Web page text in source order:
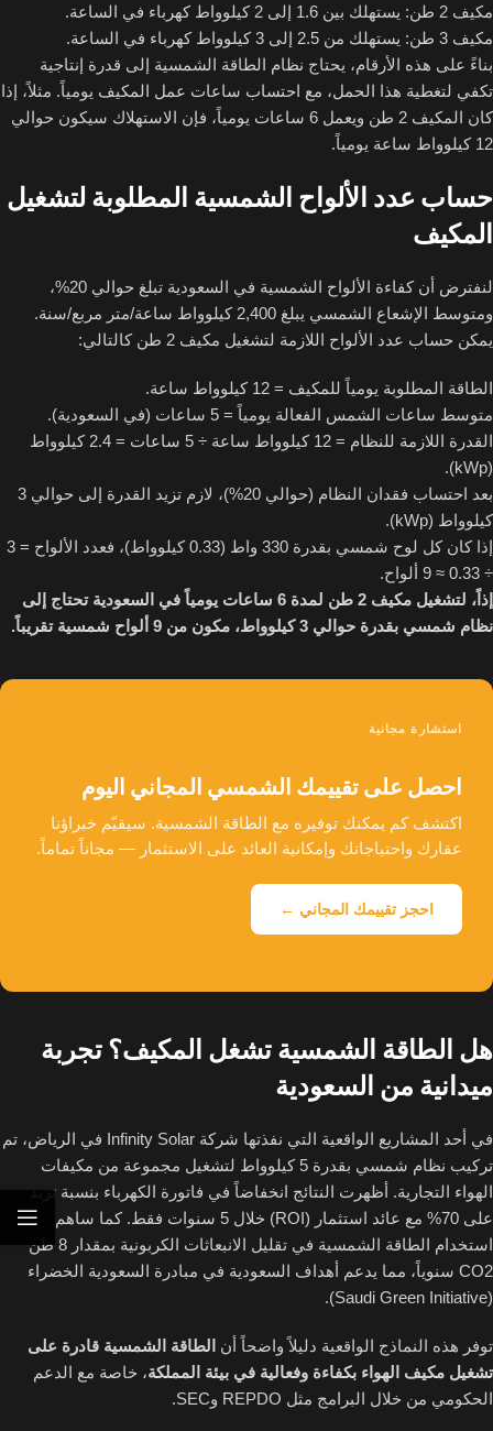
مكيف 2 طن: يستهلك بين 1.6 إلى 2 كيلوواط كهرباء في الساعة.
مكيف 3 طن: يستهلك من 2.5 إلى 3 كيلوواط كهرباء في الساعة.
بناءً على هذه الأرقام، يحتاج نظام الطاقة الشمسية إلى قدرة إنتاجية
تكفي لتغطية هذا الحمل، مع احتساب ساعات عمل المكيف يومياً. مثلاً، إذا
كان المكيف 2 طن ويعمل 6 ساعات يومياً، فإن الاستهلاك سيكون حوالي
12 كيلوواط ساعة يومياً.
حساب عدد الألواح الشمسية المطلوبة لتشغيل
المكيف
لنفترض أن كفاءة الألواح الشمسية في السعودية تبلغ حوالي 20%،
ومتوسط الإشعاع الشمسي يبلغ 2,400 كيلوواط ساعة/متر مربع/سنة.
يمكن حساب عدد الألواح اللازمة لتشغيل مكيف 2 طن كالتالي:
الطاقة المطلوبة يومياً للمكيف = 12 كيلوواط ساعة.
متوسط ساعات الشمس الفعالة يومياً = 5 ساعات (في السعودية).
القدرة اللازمة للنظام = 12 كيلوواط ساعة ÷ 5 ساعات = 2.4 كيلوواط
(kWp).
بعد احتساب فقدان النظام (حوالي 20%)، لازم تزيد القدرة إلى حوالي 3
كيلوواط (kWp).
إذا كان كل لوح شمسي بقدرة 330 واط (0.33 كيلوواط)، فعدد الألواح = 3
÷ 0.33 ≈ 9 ألواح.
إذاً، لتشغيل مكيف 2 طن لمدة 6 ساعات يومياً في السعودية تحتاج إلى
نظام شمسي بقدرة حوالي 3 كيلوواط، مكون من 9 ألواح شمسية تقريباً.
استشارة مجانية
احصل على تقييمك الشمسي المجاني اليوم
اكتشف كم يمكنك توفيره مع الطاقة الشمسية. سيقيّم خبراؤنا
عقارك واحتياجاتك وإمكانية العائد على الاستثمار — مجاناً تماماً.
احجز تقييمك المجاني ←
هل الطاقة الشمسية تشغل المكيف؟ تجربة
ميدانية من السعودية
في أحد المشاريع الواقعية التي نفذتها شركة Infinity Solar في الرياض، تم
تركيب نظام شمسي بقدرة 5 كيلوواط لتشغيل مجموعة من مكيفات
الهواء التجارية. أظهرت النتائج انخفاضاً في فاتورة الكهرباء بنسبة تزيد
على 70% مع عائد استثمار (ROI) خلال 5 سنوات فقط. كما ساهم
استخدام الطاقة الشمسية في تقليل الانبعاثات الكربونية بمقدار 8 طن
CO2 سنوياً، مما يدعم أهداف السعودية في مبادرة السعودية الخضراء
(Saudi Green Initiative).
توفر هذه النماذج الواقعية دليلاً واضحاً أن الطاقة الشمسية قادرة على
تشغيل مكيف الهواء بكفاءة وفعالية في بيئة المملكة، خاصة مع الدعم
الحكومي من خلال البرامج مثل REPDO وSEC.